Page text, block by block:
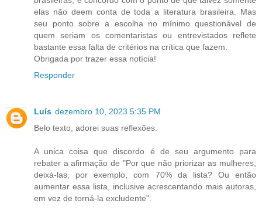
elas não deem conta de toda a literatura brasileira. Mas
seu ponto sobre a escolha no mínimo questionável de
quem seriam os comentaristas ou entrevistados reflete
bastante essa falta de critérios na crítica que fazem.
Obrigada por trazer essa notícia!
Responder
Luís dezembro 10, 2023 5:35 PM
Belo texto, adorei suas reflexões.
A unica coisa que discordo é de seu argumento para
rebater a afirmação de "Por que não priorizar as mulheres,
deixá-las, por exemplo, com 70% da lista? Ou então
aumentar essa lista, inclusive acrescentando mais autoras,
em vez de torná-la excludente".